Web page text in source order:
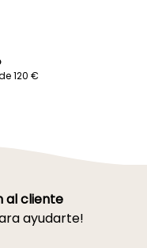
120 €
al cliente
ayudarte!